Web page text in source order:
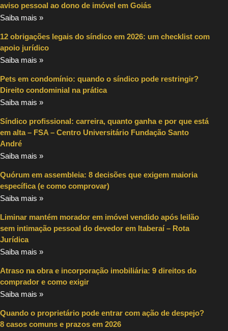
aviso pessoal ao dono de imóvel em Goiás
Saiba mais »
12 obrigações legais do síndico em 2026: um checklist com
apoio jurídico
Saiba mais »
Pets em condomínio: quando o síndico pode restringir?
Direito condominial na prática
Saiba mais »
Síndico profissional: carreira, quanto ganha e por que está
em alta – FSA – Centro Universitário Fundação Santo
André
Saiba mais »
Quórum em assembleia: 8 decisões que exigem maioria
específica (e como comprovar)
Saiba mais »
Liminar mantém morador em imóvel vendido após leilão
sem intimação pessoal do devedor em Itaberaí – Rota
Jurídica
Saiba mais »
Atraso na obra e incorporação imobiliária: 9 direitos do
comprador e como exigir
Saiba mais »
Quando o proprietário pode entrar com ação de despejo?
8 casos comuns e prazos em 2026